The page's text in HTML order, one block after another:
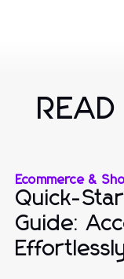
Ecommerce &
Quick-
Guide: